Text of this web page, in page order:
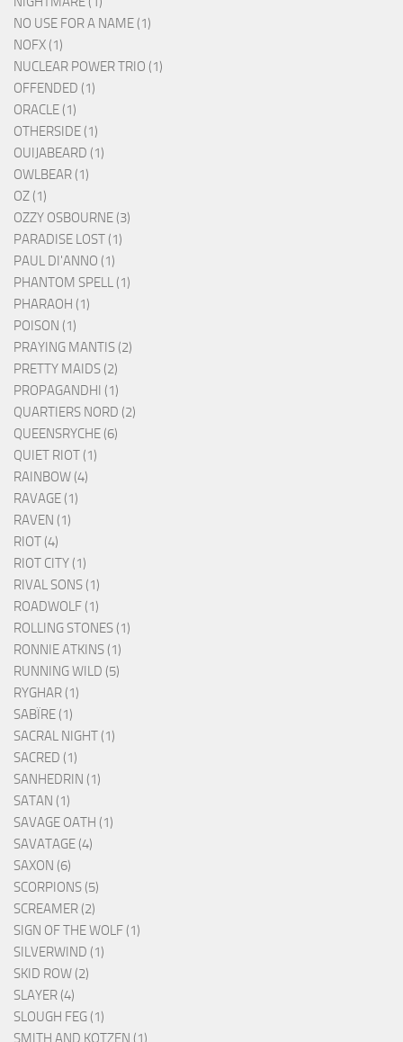
NO USE FOR A NAME (1)
NOFX (1)
NUCLEAR POWER TRIO (1)
OFFENDED (1)
ORACLE (1)
OTHERSIDE (1)
OUIJABEARD (1)
OWLBEAR (1)
OZ (1)
OZZY OSBOURNE (3)
PARADISE LOST (1)
PAUL DI'ANNO (1)
PHANTOM SPELL (1)
PHARAOH (1)
POISON (1)
PRAYING MANTIS (2)
PRETTY MAIDS (2)
PROPAGANDHI (1)
QUARTIERS NORD (2)
QUEENSRYCHE (6)
QUIET RIOT (1)
RAINBOW (4)
RAVAGE (1)
RAVEN (1)
RIOT (4)
RIOT CITY (1)
RIVAL SONS (1)
ROADWOLF (1)
ROLLING STONES (1)
RONNIE ATKINS (1)
RUNNING WILD (5)
RYGHAR (1)
SABÏRE (1)
SACRAL NIGHT (1)
SACRED (1)
SANHEDRIN (1)
SATAN (1)
SAVAGE OATH (1)
SAVATAGE (4)
SAXON (6)
SCORPIONS (5)
SCREAMER (2)
SIGN OF THE WOLF (1)
SILVERWIND (1)
SKID ROW (2)
SLAYER (4)
SLOUGH FEG (1)
SMITH AND KOTZEN (1)